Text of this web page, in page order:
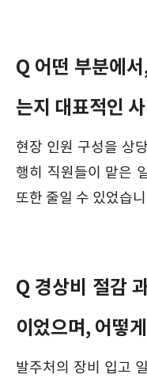
Q 어떤 부분에
는지 대표적인
현장 인원 구성을 상
행히 직원들이 맡은
또한 줄일 수 있었습
Q 경상비 절감
이었으며, 어떻
발주처의 장비 입고